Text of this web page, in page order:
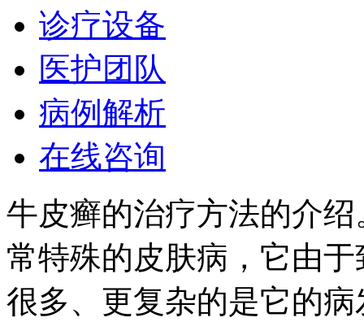
诊疗设备
医护团队
病例解析
在线咨询
牛皮癣的治疗方法的介
常特殊的皮肤病，它由
很多、更复杂的是它的